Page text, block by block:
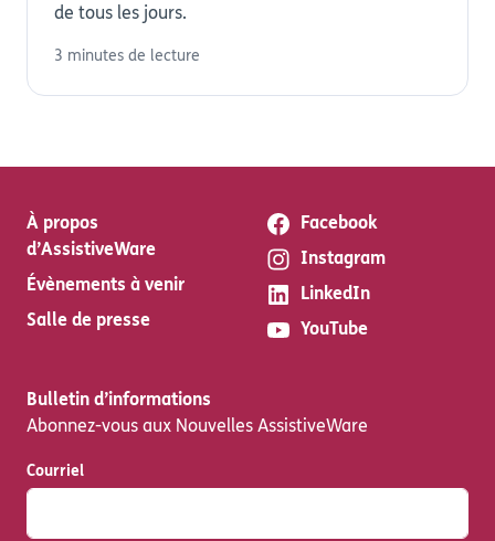
de tous les jours.
3 minutes de lecture
À propos
d’AssistiveWare
Évènements à venir
Salle de presse
Facebook
Instagram
LinkedIn
YouTube
Bulletin d’informations
Abonnez-vous aux Nouvelles AssistiveWare
Courriel